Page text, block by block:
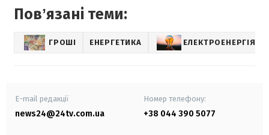
Повʼязані теми:
ГРОШІ ЕНЕРГЕТИКА ЕЛЕКТРОЕНЕРГІЯ
E-mail редакції
news24@24tv.com.ua
Номер телефону:
+38 044 390 5077